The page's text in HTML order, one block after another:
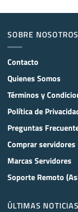
SOBRE NOSOTROS
Contacto
Quienes Somos
Términos y
Política de
Preguntas
Comprar servidores
Marcas Servidores
Soporte Remoto
ÚLTIMAS NOTICIAS